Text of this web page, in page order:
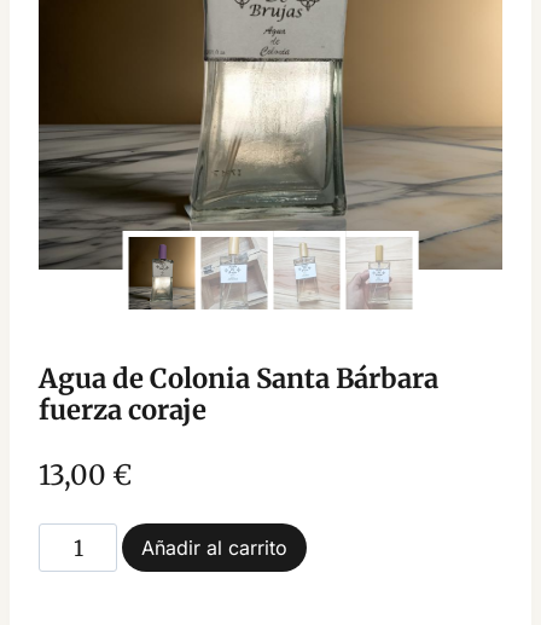
Agua de Colonia Santa Bárbara
fuerza coraje
13,00 €
Agua
de
Añadir al carrito